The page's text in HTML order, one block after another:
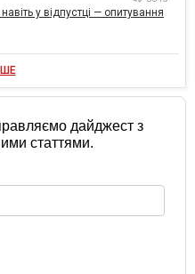
у відпустці — опитування
дайджест з
статтями.